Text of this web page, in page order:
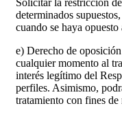
Solicitar la restricción
determinados
cuando se haya
e) Derecho de
cualquier momento al
interés legítimo del
perfiles. Asimismo,
tratamiento con fines de